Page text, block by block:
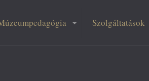
Szolgáltatások